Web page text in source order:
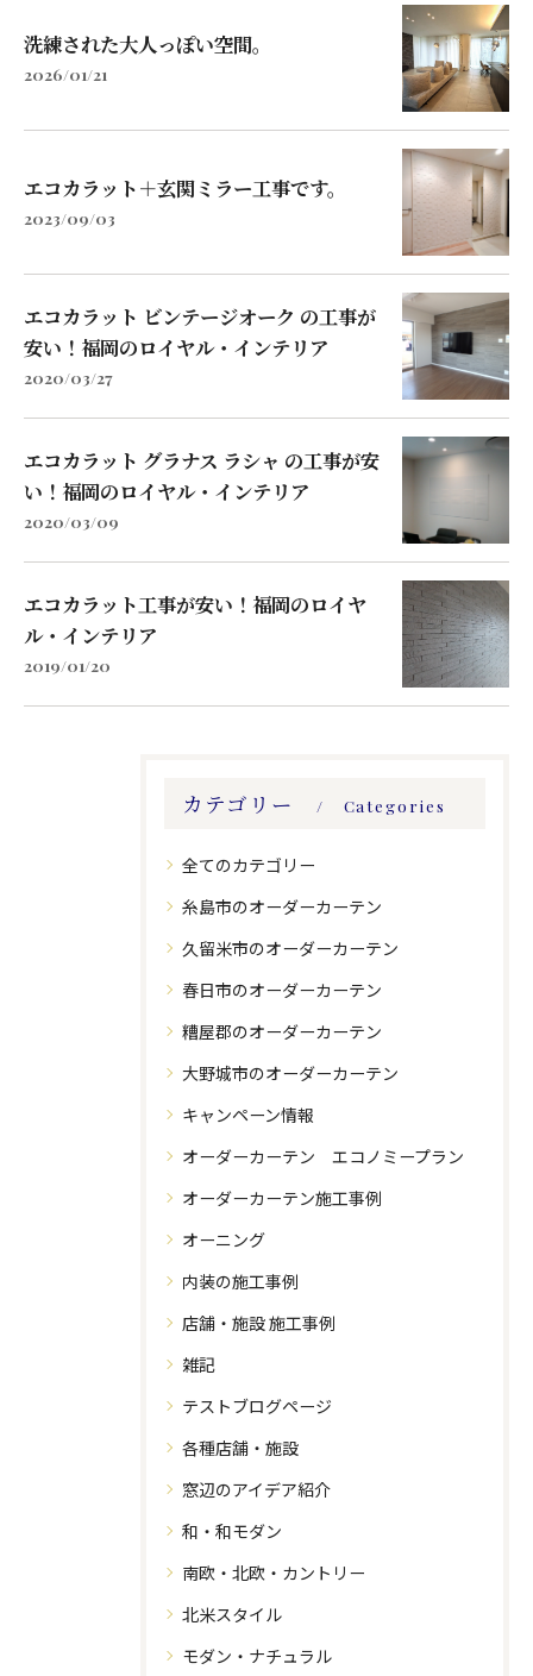
洗練された大人っぽい空間。
2026/01/21
エコカラット＋玄関ミラー工事です。
2023/09/03
エコカラット ビンテージオーク の工事が
安い！福岡のロイヤル・インテリア
2020/03/27
エコカラット グラナス ラシャ の工事が安
い！福岡のロイヤル・インテリア
2020/03/09
エコカラット工事が安い！福岡のロイヤ
ル・インテリア
2019/01/20
カテゴリー Categories
全てのカテゴリー
糸島市のオーダーカーテン
久留米市のオーダーカーテン
春日市のオーダーカーテン
糟屋郡のオーダーカーテン
大野城市のオーダーカーテン
キャンペーン情報
オーダーカーテン エコノミープラン
オーダーカーテン施工事例
オーニング
内装の施工事例
店舗・施設 施工事例
雑記
テストブログページ
各種店舗・施設
窓辺のアイデア紹介
和・和モダン
南欧・北欧・カントリー
北米スタイル
モダン・ナチュラル